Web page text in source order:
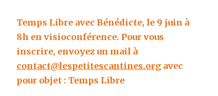
Temps Libre avec Bénédicte, le 9 juin à
8h en visioconférence. Pour vous
contact@lespetitescantines.org avec
pour objet : Temps Libre